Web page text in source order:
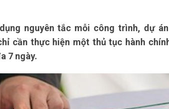
nguyên tắc mỗi công trình, dự
cần thực hiện một thủ tục hành
7 ngày.